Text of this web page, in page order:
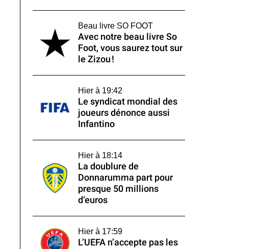
Beau livre SO FOOT
Avec notre beau livre So
Foot, vous saurez tout sur
le Zizou !
Hier à 19:42
Le syndicat mondial des
joueurs dénonce aussi
Infantino
Hier à 18:14
La doublure de
Donnarumma part pour
presque 50 millions
d’euros
Hier à 17:59
L’UEFA n’accepte pas les